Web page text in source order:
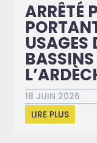
ARRÊTÉ
USAGES
18 JUIN 2026
LIRE PLUS